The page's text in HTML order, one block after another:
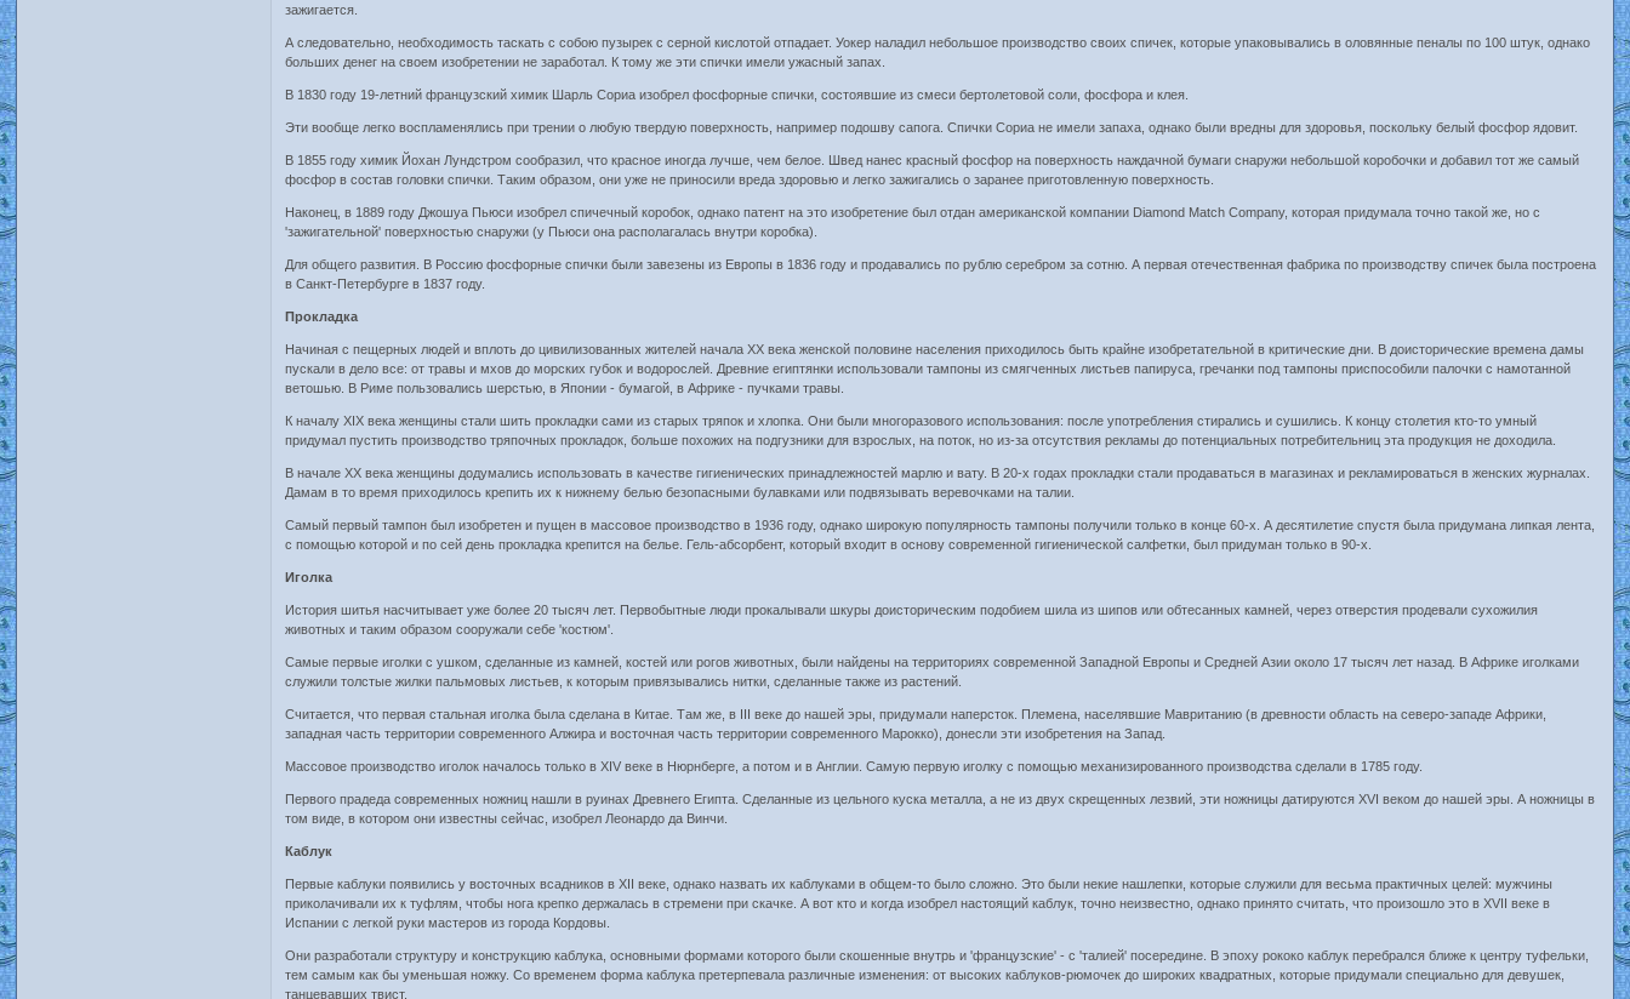
зажигается.
А следовательно, необходимость таскать с собою пузырек с серной кислотой отпадает. Уокер наладил небольшое производство своих спичек, которые упаковывались в оловянные пеналы по 100 штук, однако
больших денег на своем изобретении не заработал. К тому же эти спички имели ужасный запах.
В 1830 году 19-летний французский химик Шарль Сориа изобрел фосфорные спички, состоявшие из смеси бертолетовой соли, фосфора и клея.
Эти вообще легко воспламенялись при трении о любую твердую поверхность, например подошву сапога. Спички Сориа не имели запаха, однако были вредны для здоровья, поскольку белый фосфор ядовит.
В 1855 году химик Йохан Лундстром сообразил, что красное иногда лучше, чем белое. Швед нанес красный фосфор на поверхность наждачной бумаги снаружи небольшой коробочки и добавил тот же самый
фосфор в состав головки спички. Таким образом, они уже не приносили вреда здоровью и легко зажигались о заранее приготовленную поверхность.
Наконец, в 1889 году Джошуа Пьюси изобрел спичечный коробок, однако патент на это изобретение был отдан американской компании Diamond Match Company, которая придумала точно такой же, но с
'зажигательной' поверхностью снаружи (у Пьюси она располагалась внутри коробка).
Для общего развития. В Россию фосфорные спички были завезены из Европы в 1836 году и продавались по рублю серебром за сотню. А первая отечественная фабрика по производству спичек была построена
в Санкт-Петербурге в 1837 году.
Прокладка
Начиная с пещерных людей и вплоть до цивилизованных жителей начала ХХ века женской половине населения приходилось быть крайне изобретательной в критические дни. В доисторические времена дамы
пускали в дело все: от травы и мхов до морских губок и водорослей. Древние египтянки использовали тампоны из смягченных листьев папируса, гречанки под тампоны приспособили палочки с намотанной
ветошью. В Риме пользовались шерстью, в Японии - бумагой, в Африке - пучками травы.
К началу XIX века женщины стали шить прокладки сами из старых тряпок и хлопка. Они были многоразового использования: после употребления стирались и сушились. К концу столетия кто-то умный
придумал пустить производство тряпочных прокладок, больше похожих на подгузники для взрослых, на поток, но из-за отсутствия рекламы до потенциальных потребительниц эта продукция не доходила.
В начале ХХ века женщины додумались использовать в качестве гигиенических принадлежностей марлю и вату. В 20-х годах прокладки стали продаваться в магазинах и рекламироваться в женских журналах.
Дамам в то время приходилось крепить их к нижнему белью безопасными булавками или подвязывать веревочками на талии.
Самый первый тампон был изобретен и пущен в массовое производство в 1936 году, однако широкую популярность тампоны получили только в конце 60-х. А десятилетие спустя была придумана липкая лента,
с помощью которой и по сей день прокладка крепится на белье. Гель-абсорбент, который входит в основу современной гигиенической салфетки, был придуман только в 90-х.
Иголка
История шитья насчитывает уже более 20 тысяч лет. Первобытные люди прокалывали шкуры доисторическим подобием шила из шипов или обтесанных камней, через отверстия продевали сухожилия
животных и таким образом сооружали себе 'костюм'.
Самые первые иголки с ушком, сделанные из камней, костей или рогов животных, были найдены на территориях современной Западной Европы и Средней Азии около 17 тысяч лет назад. В Африке иголками
служили толстые жилки пальмовых листьев, к которым привязывались нитки, сделанные также из растений.
Считается, что первая стальная иголка была сделана в Китае. Там же, в III веке до нашей эры, придумали наперсток. Племена, населявшие Мавританию (в древности область на северо-западе Африки,
западная часть территории современного Алжира и восточная часть территории современного Марокко), донесли эти изобретения на Запад.
Массовое производство иголок началось только в XIV веке в Нюрнберге, а потом и в Англии. Самую первую иголку с помощью механизированного производства сделали в 1785 году.
Первого прадеда современных ножниц нашли в руинах Древнего Египта. Сделанные из цельного куска металла, а не из двух скрещенных лезвий, эти ножницы датируются XVI веком до нашей эры. А ножницы в
том виде, в котором они известны сейчас, изобрел Леонардо да Винчи.
Каблук
Первые каблуки появились у восточных всадников в XII веке, однако назвать их каблуками в общем-то было сложно. Это были некие нашлепки, которые служили для весьма практичных целей: мужчины
приколачивали их к туфлям, чтобы нога крепко держалась в стремени при скачке. А вот кто и когда изобрел настоящий каблук, точно неизвестно, однако принято считать, что произошло это в XVII веке в
Испании с легкой руки мастеров из города Кордовы.
Они разработали структуру и конструкцию каблука, основными формами которого были скошенные внутрь и 'французские' - с 'талией' посередине. В эпоху рококо каблук перебрался ближе к центру туфельки,
тем самым как бы уменьшая ножку. Со временем форма каблука претерпевала различные изменения: от высоких каблуков-рюмочек до широких квадратных, которые придумали специально для девушек,
танцевавших твист.